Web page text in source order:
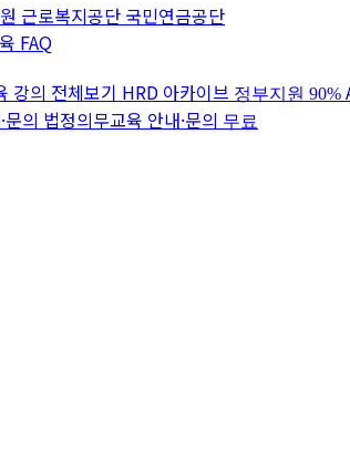
근로복지공단 국민연금공단
FAQ
강의 전체보기 HRD 아카이브 정부지원 90%
문의 법정의무교육 안내·문의 무료